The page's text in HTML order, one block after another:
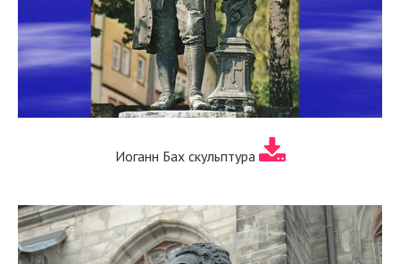
Иоганн Бах скульптура